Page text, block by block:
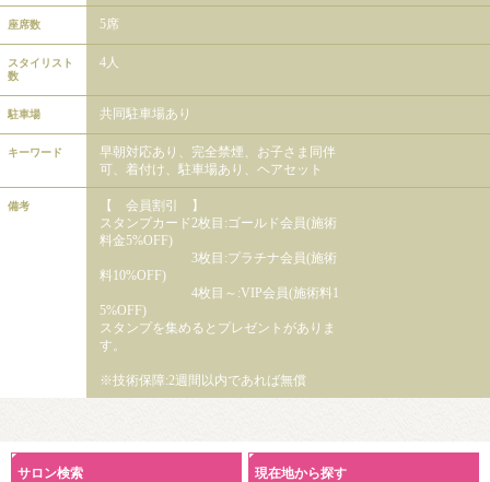
座席数 5席
スタイリスト
数
4人
駐車場 共同駐車場あり
キーワード
早朝対応あり、完全禁煙、お子さま同伴
可、着付け、駐車場あり、ヘアセット
備考
【 会員割引 】
スタンプカード2枚目:ゴールド会員(施術
料金5%OFF)
3枚目:プラチナ会員(施術
料10%OFF)
4枚目～:VIP会員(施術料1
5%OFF)
スタンプを集めるとプレゼントがありま
す。
※技術保障:2週間以内であれば無償
サロン検索 現在地から探す